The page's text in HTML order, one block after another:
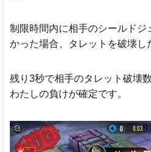
制限時間内に相手のシールドジ
かった場合、タレットを破壊し
残り3秒で相手のタレット破壊
わたしの負けが確定です。